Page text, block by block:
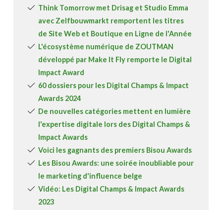
Think Tomorrow met Drisag et Studio Emma
avec Zelfbouwmarkt remportent les titres
de Site Web et Boutique en Ligne de l'Année
L'écosystème numérique de ZOUTMAN
développé par Make It Fly remporte le Digital
Impact Award
60 dossiers pour les Digital Champs & Impact
Awards 2024
De nouvelles catégories mettent en lumière
l'expertise digitale lors des Digital Champs &
Impact Awards
Voici les gagnants des premiers Bisou Awards
Les Bisou Awards: une soirée inoubliable pour
le marketing d'influence belge
Vidéo: Les Digital Champs & Impact Awards
2023